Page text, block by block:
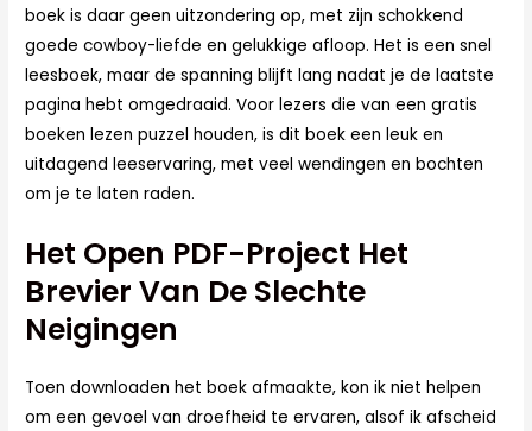
boek is daar geen uitzondering op, met zijn schokkend
goede cowboy-liefde en gelukkige afloop. Het is een snel
leesboek, maar de spanning blijft lang nadat je de laatste
pagina hebt omgedraaid. Voor lezers die van een gratis
boeken lezen puzzel houden, is dit boek een leuk en
uitdagend leeservaring, met veel wendingen en bochten
om je te laten raden.
Het Open PDF-Project Het
Brevier Van De Slechte
Neigingen
Toen downloaden het boek afmaakte, kon ik niet helpen
om een gevoel van droefheid te ervaren, alsof ik afscheid